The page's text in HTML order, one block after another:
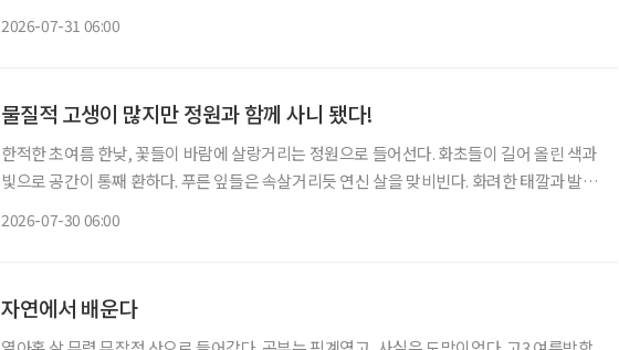
2026-07-31 06:00
물질적 고생이 많지만 정원과 함께 사니 됐다!
한적한 초여름 한낮, 꽃들이 바람에 살랑거리는 정원으로 들어선다. 화초들이 길어 올린 색과
빛으로 공간이 통째 환하다. 푸른 잎들은 속살거리듯 연신 살을 맞비빈다. 화려한 태깔과 발랄
2026-07-30 06:00
자연에서 배운다